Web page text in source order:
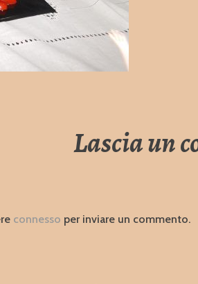
Lascia un
connesso per inviare un commento.